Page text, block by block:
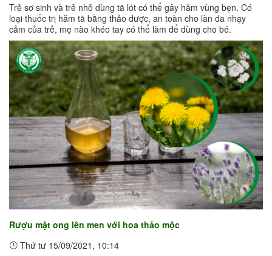
Trẻ sơ sinh và trẻ nhỏ dùng tã lót có thể gây hăm vùng bẹn. Có
loại thuốc trị hăm tã bằng thảo dược, an toàn cho làn da nhạy
cảm của trẻ, mẹ nào khéo tay có thể làm để dùng cho bé.
Rượu mật ong lên men với hoa thảo mộc
Thứ tư 15/09/2021, 10:14